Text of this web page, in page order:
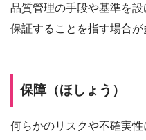
品質管理の手段や基準を
保証することを指す場合が
保障（ほしょう）
何らかのリスクや不確実